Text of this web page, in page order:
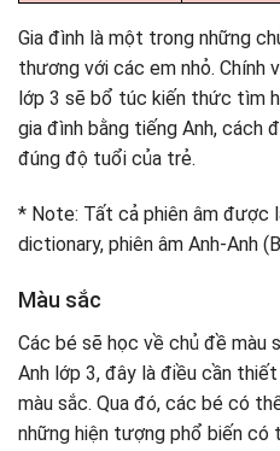
Gia đình là một trong những
thương với các em nhỏ. Chính
lớp 3 sẽ bổ túc kiến thức tìm
gia đình bằng tiếng Anh, cách
đúng độ tuổi của trẻ.
* Note: Tất cả phiên âm được
dictionary, phiên âm Anh-Anh
Màu sắc
Các bé sẽ học về chủ đề
Anh lớp 3, đây là điều cần
màu sắc. Qua đó, các bé có
những hiện tượng phổ biến có